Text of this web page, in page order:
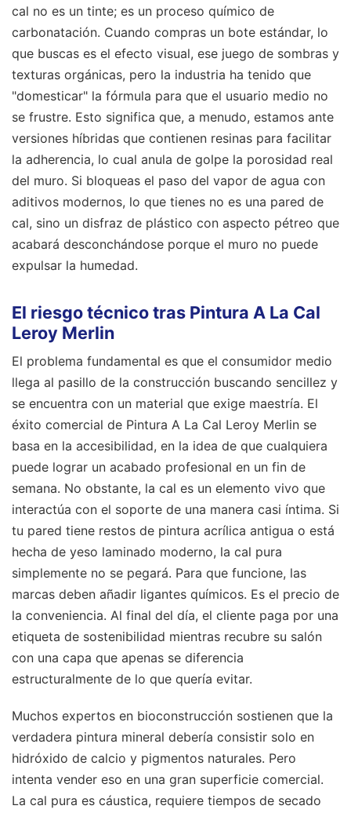
cal no es un tinte; es un proceso químico de
carbonatación. Cuando compras un bote estándar, lo
que buscas es el efecto visual, ese juego de sombras y
texturas orgánicas, pero la industria ha tenido que
"domesticar" la fórmula para que el usuario medio no
se frustre. Esto significa que, a menudo, estamos ante
versiones híbridas que contienen resinas para facilitar
la adherencia, lo cual anula de golpe la porosidad real
del muro. Si bloqueas el paso del vapor de agua con
aditivos modernos, lo que tienes no es una pared de
cal, sino un disfraz de plástico con aspecto pétreo que
acabará desconchándose porque el muro no puede
expulsar la humedad.
El riesgo técnico tras Pintura A La Cal
Leroy Merlin
El problema fundamental es que el consumidor medio
llega al pasillo de la construcción buscando sencillez y
se encuentra con un material que exige maestría. El
éxito comercial de Pintura A La Cal Leroy Merlin se
basa en la accesibilidad, en la idea de que cualquiera
puede lograr un acabado profesional en un fin de
semana. No obstante, la cal es un elemento vivo que
interactúa con el soporte de una manera casi íntima. Si
tu pared tiene restos de pintura acrílica antigua o está
hecha de yeso laminado moderno, la cal pura
simplemente no se pegará. Para que funcione, las
marcas deben añadir ligantes químicos. Es el precio de
la conveniencia. Al final del día, el cliente paga por una
etiqueta de sostenibilidad mientras recubre su salón
con una capa que apenas se diferencia
estructuralmente de lo que quería evitar.
Muchos expertos en bioconstrucción sostienen que la
verdadera pintura mineral debería consistir solo en
hidróxido de calcio y pigmentos naturales. Pero
intenta vender eso en una gran superficie comercial.
La cal pura es cáustica, requiere tiempos de secado